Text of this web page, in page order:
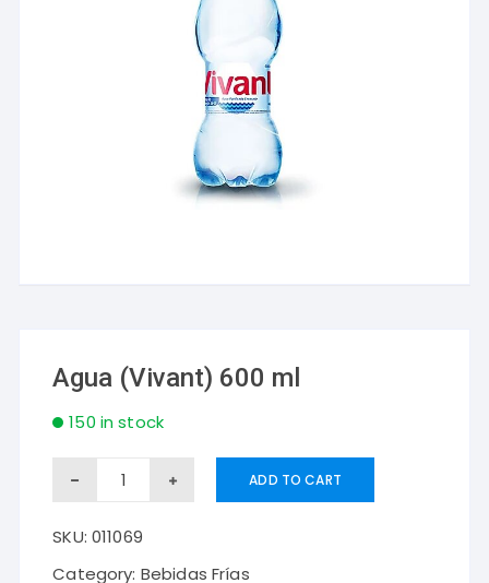
Agua (Vivant) 600 ml
150 in stock
Agua
600
ml
ADD TO CART
SKU: 011069
Category: Bebidas Frías